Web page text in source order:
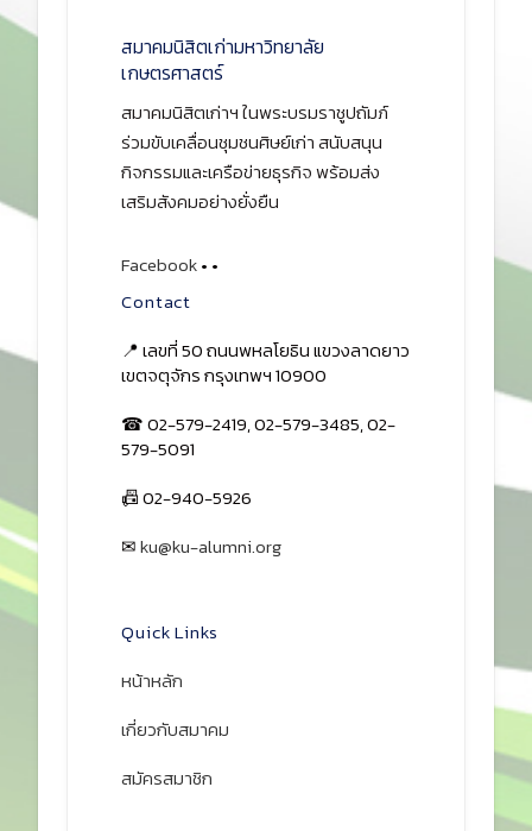
สมาคมนิสิตเก่ามหาวิทยาลัย
เกษตรศาสตร์
สมาคมนิสิตเก่าฯ ในพระบรมราชูปถัมภ์
ร่วมขับเคลื่อนชุมชนศิษย์เก่า สนับสนุน
กิจกรรมและเครือข่ายธุรกิจ พร้อมส่ง
เสริมสังคมอย่างยั่งยืน
Facebook• •
Contact
📍 เลขที่ 50 ถนนพหลโยธิน แขวงลาดยาว
เขตจตุจักร กรุงเทพฯ 10900
☎ 02-579-2419, 02-579-3485, 02-
579-5091
📠 02-940-5926
✉ku@ku-alumni.org
Quick Links
หน้าหลัก
เกี่ยวกับสมาคม
สมัครสมาชิก